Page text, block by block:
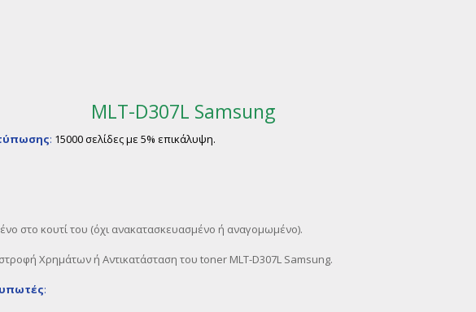
Samsung
: 15000 σελίδες με 5% επικάλυψη.
στο κουτί του (όχι ανακατασκευασμένο ή αναγομωμένο).
Χρημάτων ή Αντικατάσταση του toner MLT-D307L Samsung.
: